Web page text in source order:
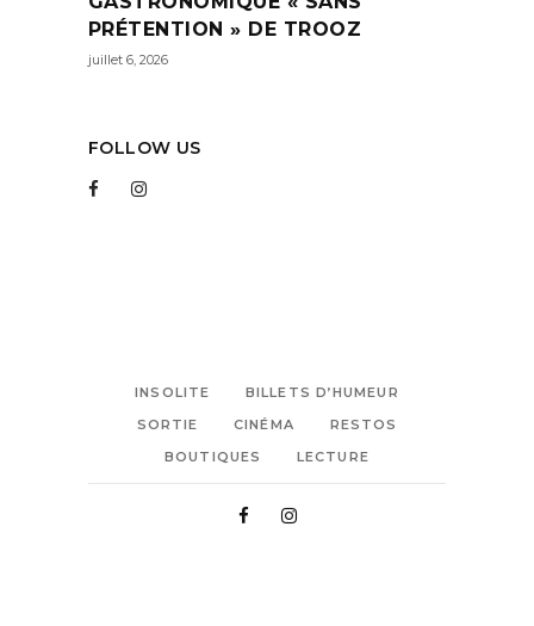
PRÉTENTION » DE TROOZ
juillet 6, 2026
FOLLOW US
INSOLITE
BILLETS D’HUMEUR
SORTIE
CINÉMA
RESTOS
BOUTIQUES
LECTURE